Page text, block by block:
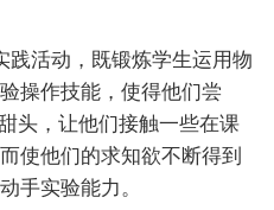
践活动，既锻炼学生运用物
操作技能，使得他们尝
头，让他们接触一些在课
使他们的求知欲不断得到
手实验能力。